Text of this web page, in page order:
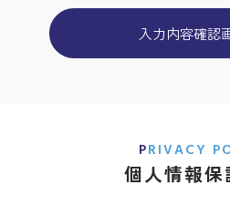
PRIVACY
個人情報保